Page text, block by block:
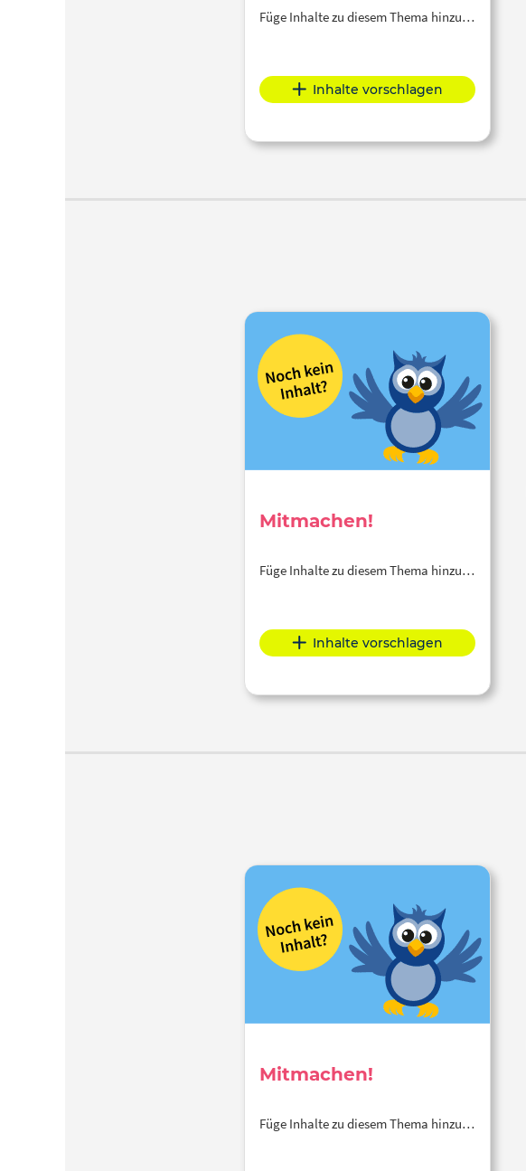
Füge Inhalte zu diesem Thema hinzu…
Inhalte vorschlagen
Mitmachen!
Füge Inhalte zu diesem Thema hinzu…
Inhalte vorschlagen
Mitmachen!
Füge Inhalte zu diesem Thema hinzu…